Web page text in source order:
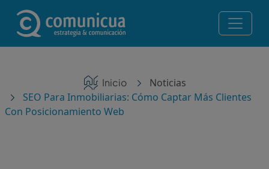
Navegación principal
Contacto
Ruta de navegación
Inicio
Noticias
SEO Para Inmobiliarias: Cómo Captar Más Clientes
Con Posicionamiento Web